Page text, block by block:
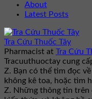
About
Latest Posts
Tra Cứu Thuốc Tây
Pharmacist at Tra Cứu
Tracuuthuoctay cung
Z. Bạn có thể tìm đọc
không kê toa, hoặc tìm
Z. Những thông tin trên